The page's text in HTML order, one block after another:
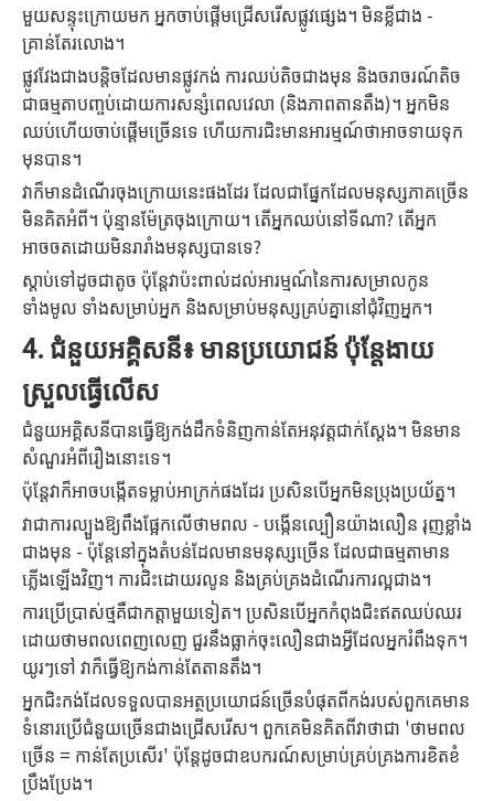
មួយសន្ទុះក្រោយមក អ្នកចាប់ផ្តើមជ្រើសរើសផ្លូវផ្សេង។ មិនខ្លីជាង -
គ្រាន់តែរលោង។
ផ្លូវវែងជាងបន្តិចដែលមានផ្លូវកង់ ការឈប់តិចជាងមុន និងចរាចរណ៍តិច
ជាធម្មតាបញ្ចប់ដោយការសន្សំពេលវេលា (និងភាពតានតឹង)។ អ្នក​មិន​
ឈប់​ហើយ​ចាប់​ផ្តើម​ច្រើន​ទេ ហើយ​ការ​ជិះ​មាន​អារម្មណ៍​ថា​អាច​ទាយ​ទុក​
មុន​បាន។
វាក៏មានដំណើរចុងក្រោយនេះផងដែរ ដែលជាផ្នែកដែលមនុស្សភាគច្រើន
មិនគិតអំពី។ ប៉ុន្មានម៉ែត្រចុងក្រោយ។ តើអ្នកឈប់នៅទីណា? តើអ្នក
អាចចតដោយមិនរារាំងមនុស្សបានទេ?
ស្តាប់ទៅដូចជាតូច ប៉ុន្តែវាប៉ះពាល់ដល់អារម្មណ៍នៃការសម្រាលកូន
ទាំងមូល ទាំងសម្រាប់អ្នក និងសម្រាប់មនុស្សគ្រប់គ្នានៅជុំវិញអ្នក។
4. ជំនួយអគ្គិសនី៖ មានប្រយោជន៍ ប៉ុន្តែងាយ
ស្រួលធ្វើលើស
ជំនួយអគ្គិសនីបានធ្វើឱ្យកង់ដឹកទំនិញកាន់តែអនុវត្តជាក់ស្តែង។ មិនមាន
សំណួរអំពីរឿងនោះទេ។
ប៉ុន្តែវាក៏អាចបង្កើតទម្លាប់អាក្រក់ផងដែរ ប្រសិនបើអ្នកមិនប្រុងប្រយ័ត្ន។
វាជាការល្បួងឱ្យពឹងផ្អែកលើថាមពល - បង្កើនល្បឿនយ៉ាងលឿន រុញខ្លាំង
ជាងមុន - ប៉ុន្តែនៅក្នុងតំបន់ដែលមានមនុស្សច្រើន ដែលជាធម្មតាមាន
ភ្លើងឡើងវិញ។ ការជិះដោយរលូន និងគ្រប់គ្រងដំណើរការល្អជាង។
ការប្រើប្រាស់ថ្មគឺជាកត្តាមួយទៀត។ ប្រសិនបើអ្នកកំពុងជិះឥតឈប់ឈរ
ដោយថាមពលពេញលេញ ជួរនឹងធ្លាក់ចុះលឿនជាងអ្វីដែលអ្នករំពឹងទុក។
យូរៗទៅ វាក៏ធ្វើឱ្យកង់កាន់តែតានតឹង។
អ្នក​ជិះ​កង់​ដែល​ទទួល​បាន​អត្ថប្រយោជន៍​ច្រើន​បំផុត​ពី​កង់​របស់​ពួកគេ​មាន​
ទំនោរ​ប្រើ​ជំនួយ​ច្រើន​ជាង​ជ្រើសរើស។ ពួកគេមិនគិតពីវាថាជា 'ថាមពល
ច្រើន = កាន់តែប្រសើរ' ប៉ុន្តែដូចជាឧបករណ៍សម្រាប់គ្រប់គ្រងការខិតខំ
ប្រឹងប្រែង។